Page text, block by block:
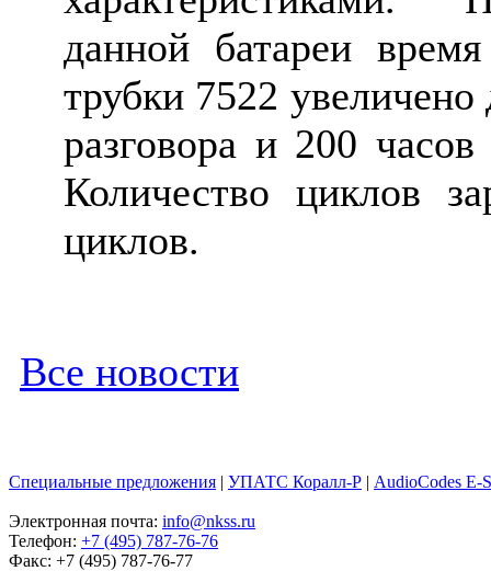
данной батареи
трубки 7522
разговора и 200
Количество циклов
циклов.
Все новости
Специальные предложения | УПАТС Коралл-Р | AudioCodes E-
Электронная почта: info@nkss.ru
Телефон: +7 (495) 787-76-76
Факс: +7 (495) 787-76-77